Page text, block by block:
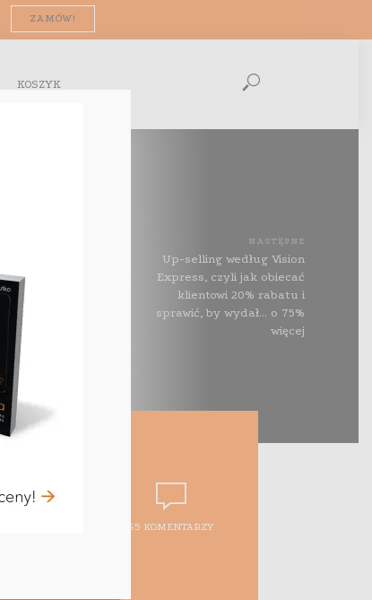
ZAMÓW!
KOSZYK
NASTĘPNE
Up-selling według Vision
Express, czyli jak obiecać
klientowi 20% rabatu i
sprawić, by wydał… o 75%
więcej
65 KOMENTARZY